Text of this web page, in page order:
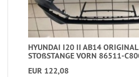
HYUNDAI I20 II AB14 ORIGINAL
STOßSTANGE VORN 86511-
EUR 122,08